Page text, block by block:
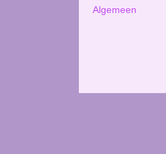
Algemeen